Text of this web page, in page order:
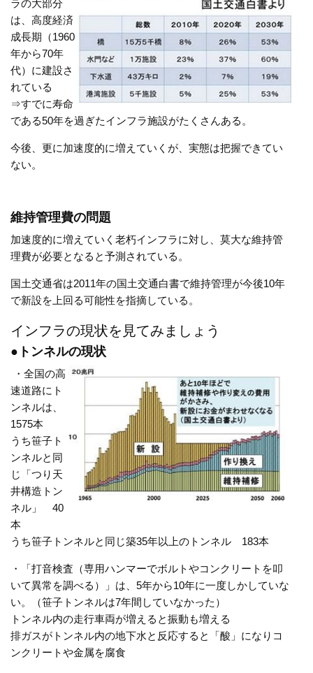
ラの大部分
は、高度経済
成長期（1960
年から70年
代）に建設さ
れている
⇒すでに寿命
である50年を過ぎたインフラ施設がたくさんある。
今後、更に加速度的に増えていくが、実態は把握できてい
ない。
維持管理費の問題
加速度的に増えていく老朽インフラに対し、莫大な維持管
理費が必要となると予測されている。
国土交通省は2011年の国土交通白書で維持管理が今後10年
で新設を上回る可能性を指摘している。
インフラの現状を見てみましょう
●トンネルの現状
・全国の高
速道路にト
ンネルは、
1575本
うち笹子ト
ンネルと同
じ「つり天
井構造トン
ネル」 40
本
うち笹子トンネルと同じ築35年以上のトンネル 183本
・「打音検査（専用ハンマーでボルトやコンクリートを叩
いて異常を調べる）」は、5年から10年に一度しかしていな
い。（笹子トンネルは7年間していなかった）
トンネル内の走行車両が増えると振動も増える
排ガスがトンネル内の地下水と反応すると「酸」になりコ
ンクリートや金属を腐食